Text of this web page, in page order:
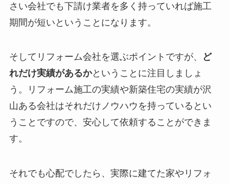
さい会社でも下請け業者を多く持っていれば施工
期間が短いということになります。
そしてリフォーム会社を選ぶポイントですが、
ど
れだけ実績があるかということに注目しましょ
う。リフォーム施工の実績や新築住宅の実績が沢
山ある会社はそれだけノウハウを持っているとい
うことですので、安心して依頼することができま
す。
それでも心配でしたら、実際に建てた家やリフォ